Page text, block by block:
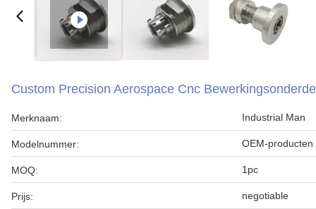
Custom Precision Aerospace Cnc
Merknaam: Industrial Man
Modelnummer: OEM-producten
MOQ: 1pc
Prijs: negotiable